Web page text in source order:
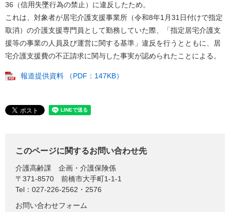
36（信用失墜行為の禁止）に違反したため。
これは、対象者が居宅介護支援事業所（令和8年1月31日付けで指定
取消）の介護支援専門員として勤務していた際、「指定居宅介護支
援等の事業の人員及び運営に関する基準」違反を行うとともに、居
宅介護支援費の不正請求に関与した事実が認められたことによる。
報道提供資料 （PDF：147KB）
このページに関するお問い合わせ先
介護高齢課
企画・介護保険係
〒371-8570
前橋市大手町1-1-1
Tel：027-226-2562・2576
お問い合わせフォーム